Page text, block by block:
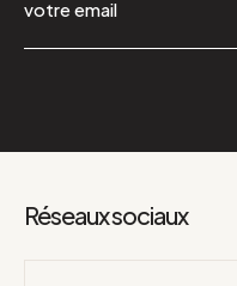
Réseaux sociaux